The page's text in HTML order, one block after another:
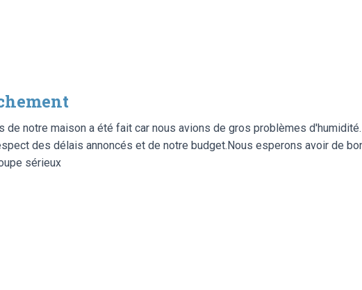
de notre maison a été fait car nous avions de gros problèmes
des délais annoncés et de notre budget.Nous esperons avoir de
sérieux